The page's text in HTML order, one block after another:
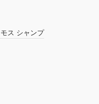
ス シャンプ